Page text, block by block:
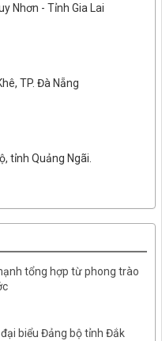
Nhơn - Tỉnh Gia Lai
TP. Đà Nẵng
tỉnh Quảng Ngãi.
tổng hợp từ phong trào
biểu Đảng bộ tỉnh Đắk